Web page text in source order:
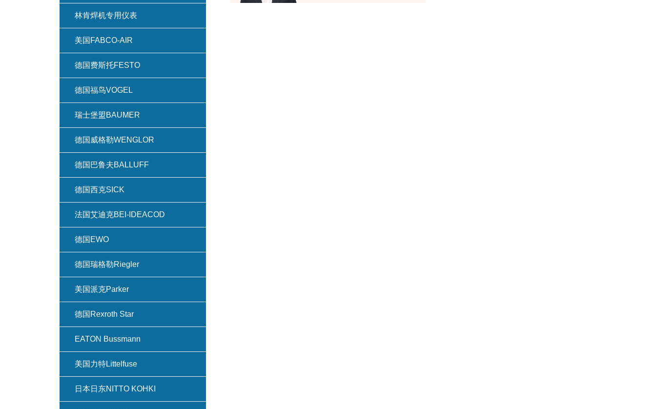
林肯焊机专用仪表
美国FABCO-AIR
德国费斯托FESTO
德国福鸟VOGEL
瑞士堡盟BAUMER
德国威格勒WENGLOR
德国巴鲁夫BALLUFF
德国西克SICK
法国艾迪克BEI-IDEACOD
德国EWO
德国瑞格勒Riegler
美国派克Parker
德国Rexroth Star
EATON Bussmann
美国力特Littelfuse
日本日东NITTO KOHKI